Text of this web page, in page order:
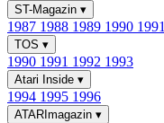
ST-Magazin ▾
1987 1988 1989 1990 1991
TOS ▾
1990 1991 1992 1993
Atari Inside ▾
1994 1995 1996
ATARImagazin ▾